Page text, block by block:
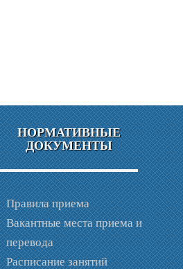
НОРМАТИВНЫЕ
ДОКУМЕНТЫ
Правила приема
Вакантные места приема и
перевода
Расписание занятий